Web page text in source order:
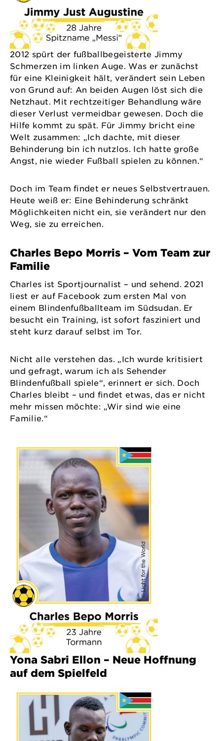
2012 spürt der fußballbegeisterte Jimmy
Schmerzen im linken Auge. Was er zunächst
für eine Kleinigkeit hält, verändert sein Leben
von Grund auf: An beiden Augen löst sich die
Netzhaut. Mit rechtzeitiger Behandlung wäre
dieser Verlust vermeidbar gewesen. Doch die
Hilfe kommt zu spät. Für Jimmy bricht eine
Welt zusammen: „Ich dachte, mit dieser
Behinderung bin ich nutzlos. Ich hatte große
Angst, nie wieder Fußball spielen zu können.“
Doch im Team findet er neues Selbstvertrauen.
Heute weiß er: Eine Behinderung schränkt
Möglichkeiten nicht ein, sie verändert nur den
Weg, sie zu erreichen.
Charles Bepo Morris – Vom Team zur
Familie
Charles ist Sportjournalist – und sehend. 2021
liest er auf Facebook zum ersten Mal von
einem Blindenfußballteam im Südsudan. Er
besucht ein Training, ist sofort fasziniert und
steht kurz darauf selbst im Tor.
Nicht alle verstehen das. „Ich wurde kritisiert
und gefragt, warum ich als Sehender
Blindenfußball spiele“, erinnert er sich. Doch
Charles bleibt – und findet etwas, das er nicht
mehr missen möchte: „Wir sind wie eine
Familie.“
Yona Sabri Ellon – Neue Hoffnung
auf dem Spielfeld